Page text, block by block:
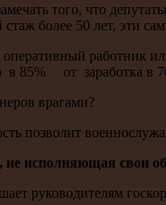
того, что
более 50 лет, эти
работник
в 85% от заработка в
врагами?
позволит
не исполняющая свои
руководителям